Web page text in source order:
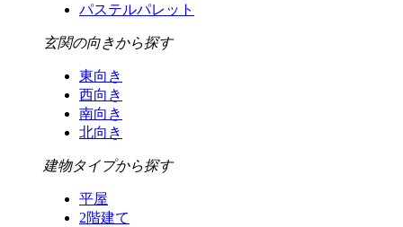
パステルパレット
玄関の向きから探す
東向き
西向き
南向き
北向き
建物タイプから探す
平屋
2階建て